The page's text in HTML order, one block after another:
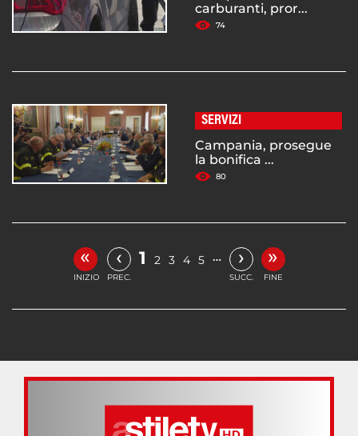
carburanti, pror...
74
SERVIZI
Campania, prosegue
la bonifica ...
80
«
INIZIO
‹
PREC.
1 2 3 4 5 … ›
SUCC.
»
FINE